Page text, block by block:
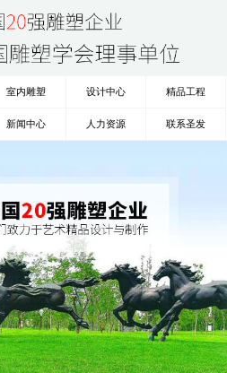
室内雕塑 设计中心 精品工程
新闻中心 人力资源 联系圣发